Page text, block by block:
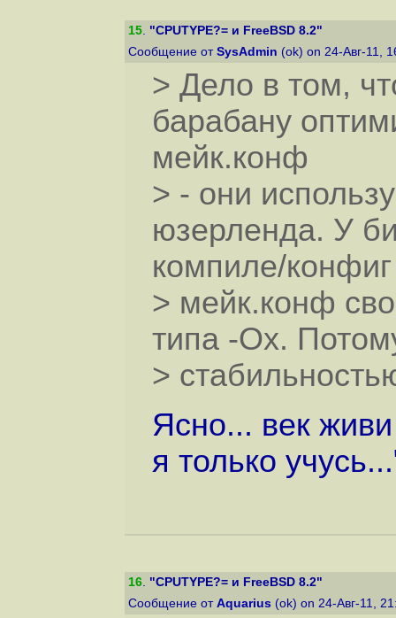
15. "CPUTYPE?= и FreeBSD 8.2"
Сообщение от SysAdmin (ok) on 24-Авг-11,
> Дело в том,
барабану
мейк.конф
> - они
юзерленда. У
компиле/конфиг
> мейк.конф
типа -Ох.
>
Ясно... век
я только
16. "CPUTYPE?= и FreeBSD 8.2"
Сообщение от Aquarius (ok) on 24-Авг-11,